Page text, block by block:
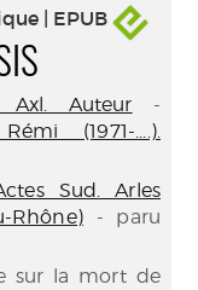
| EPUB
Axl. Auteur -
(1971-....).
Sud. Arles
Rhône)- paru
sur la mort de